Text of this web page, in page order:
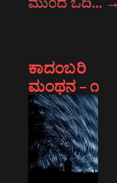
ಕಾದಂಬರಿ
ಮಂಥನ – ೧